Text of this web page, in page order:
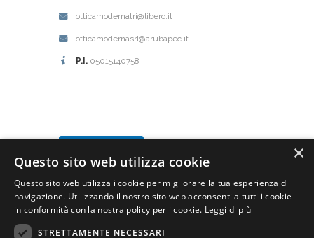
otticamodernatri@libero.it
otticamodernasrl@arubapec.it
P.I. 05015140758
×
Questo sito web utilizza cookie
Questo sito web utilizza i cookie per migliorare la tua esperienza di
navigazione. Utilizzando il nostro sito web acconsenti a tutti i cookie
in conformità con la nostra policy per i cookie. Leggi di più
STRETTAMENTE NECESSARI